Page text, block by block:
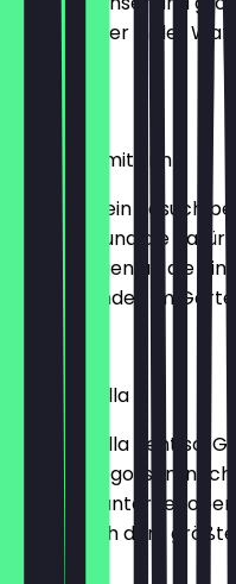
schmeckt er in der
Apfelmus mit Zimt
Ein Eis wie ein Besuch
Apfelmus und die
Erinnerungen an die
Wochenenden im
Stracciatella
Stracciatella geht so:
über Eis gegossen,
per Hand
Suche nach dem